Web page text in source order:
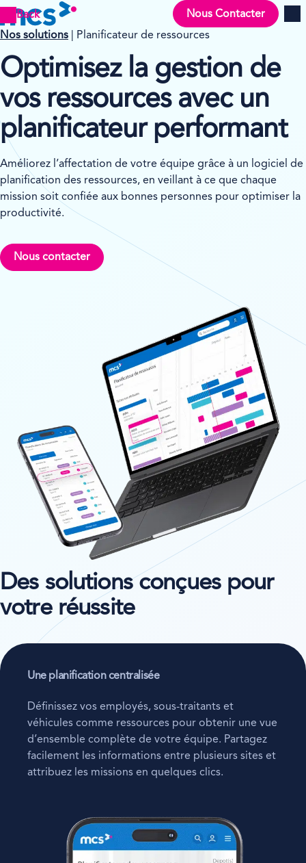
Back Nous Contacter
Nos solutions | Planificateur de ressources
Optimisez la gestion de
vos ressources avec un
planificateur performant
Améliorez l’affectation de votre équipe grâce à un logiciel de
planification des ressources, en veillant à ce que chaque
mission soit confiée aux bonnes personnes pour optimiser la
productivité.
Nous contacter
Des solutions conçues pour
votre réussite
Une planification centralisée
Définissez vos employés, sous-traitants et
véhicules comme ressources pour obtenir une vue
d’ensemble complète de votre équipe. Partagez
facilement les informations entre plusieurs sites et
attribuez les missions en quelques clics.